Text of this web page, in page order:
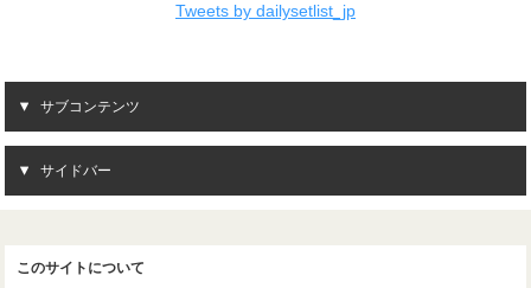
Tweets by dailysetlist_jp
サブコンテンツ
サイドバー
このサイトについて